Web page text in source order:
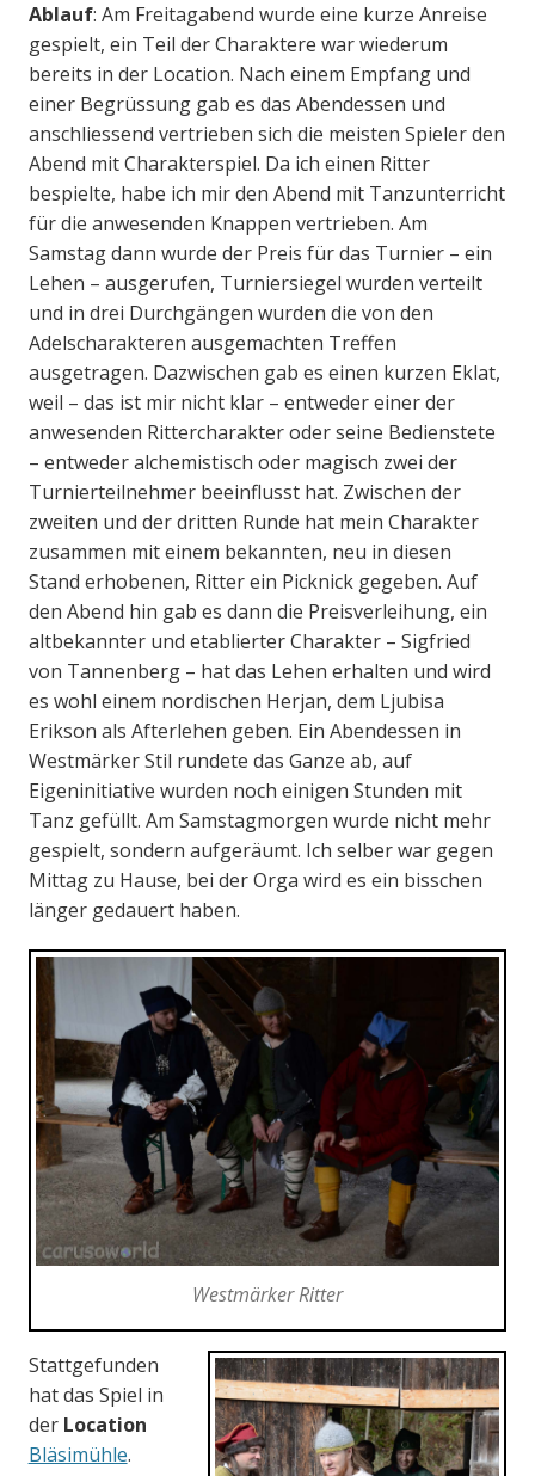
Ablauf: Am Freitagabend wurde eine kurze Anreise
gespielt, ein Teil der Charaktere war wiederum
bereits in der Location. Nach einem Empfang und
einer Begrüssung gab es das Abendessen und
anschliessend vertrieben sich die meisten Spieler den
Abend mit Charakterspiel. Da ich einen Ritter
bespielte, habe ich mir den Abend mit Tanzunterricht
für die anwesenden Knappen vertrieben. Am
Samstag dann wurde der Preis für das Turnier – ein
Lehen – ausgerufen, Turniersiegel wurden verteilt
und in drei Durchgängen wurden die von den
Adelscharakteren ausgemachten Treffen
ausgetragen. Dazwischen gab es einen kurzen Eklat,
weil – das ist mir nicht klar – entweder einer der
anwesenden Rittercharakter oder seine Bedienstete
– entweder alchemistisch oder magisch zwei der
Turnierteilnehmer beeinflusst hat. Zwischen der
zweiten und der dritten Runde hat mein Charakter
zusammen mit einem bekannten, neu in diesen
Stand erhobenen, Ritter ein Picknick gegeben. Auf
den Abend hin gab es dann die Preisverleihung, ein
altbekannter und etablierter Charakter – Sigfried
von Tannenberg – hat das Lehen erhalten und wird
es wohl einem nordischen Herjan, dem Ljubisa
Erikson als Afterlehen geben. Ein Abendessen in
Westmärker Stil rundete das Ganze ab, auf
Eigeninitiative wurden noch einigen Stunden mit
Tanz gefüllt. Am Samstagmorgen wurde nicht mehr
gespielt, sondern aufgeräumt. Ich selber war gegen
Mittag zu Hause, bei der Orga wird es ein bisschen
länger gedauert haben.
Westmärker Ritter
Stattgefunden
hat das Spiel in
der Location
Bläsimühle.